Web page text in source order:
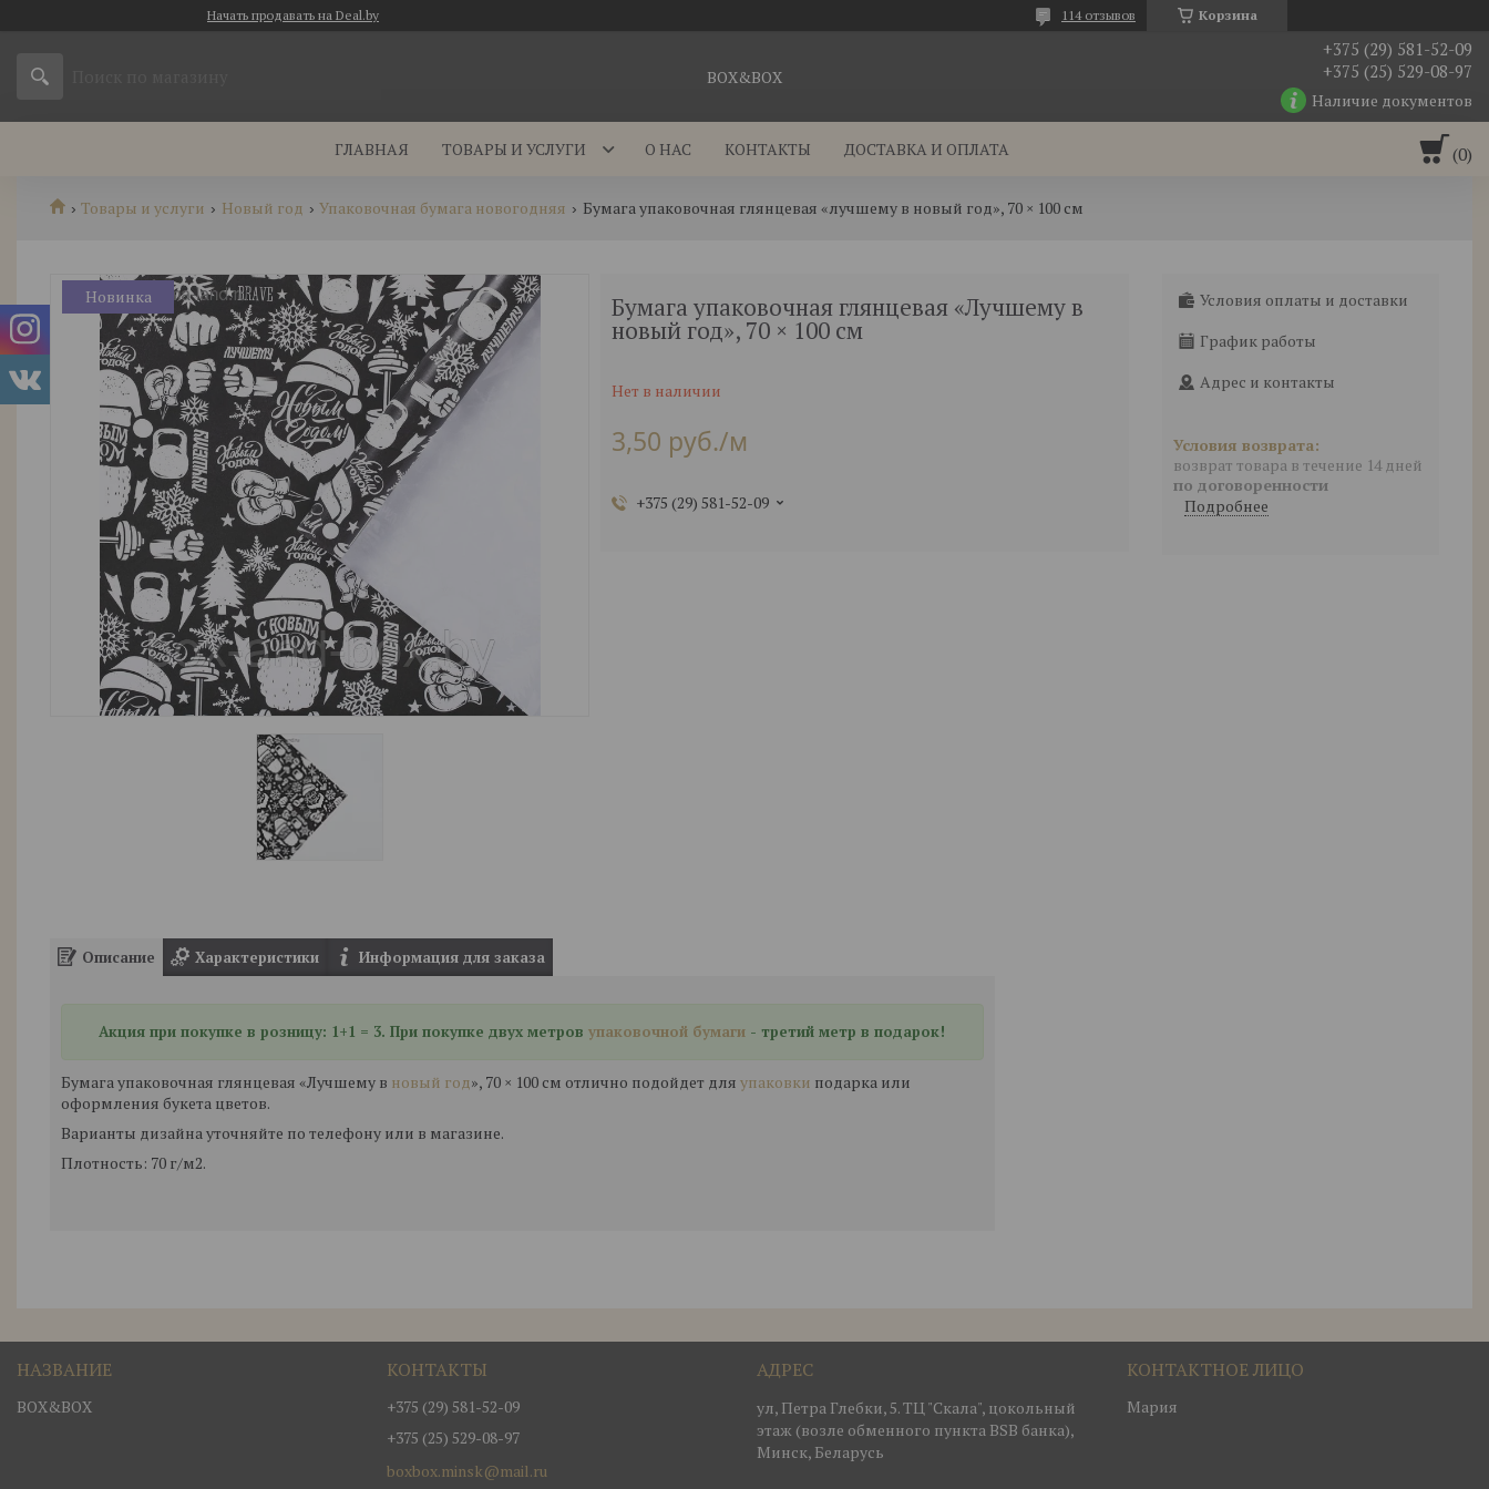
Начать продавать на Deal.by Корзина
114 отзывов
BOX&BOX
+375 (29) 581-52-09
+375 (25) 529-08-97
Наличие документов
ГЛАВНАЯ ТОВАРЫ И УСЛУГИ О НАС КОНТАКТЫ ДОСТАВКА И ОПЛАТА
Товары и услуги Новый год Упаковочная бумага новогодняя Бумага упаковочная глянцевая «лучшему в новый год», 70 × 100 см
Новинка Бумага упаковочная глянцевая «Лучшему в
новый год», 70 × 100 см
Нет в наличии
3,50 руб./м
+375 (29) 581-52-09
Условия оплаты и доставки
График работы
Адрес и контакты
возврат товара в течение 14 дней
по договоренности
Подробнее
Описание Характеристики Информация для заказа
Акция при покупке в розницу: 1+1 = 3. При покупке двух метровупаковочной бумаги - третий метр в подарок!
Бумага упаковочная глянцевая «Лучшему в новый год», 70 × 100 см отлично подойдет для упаковки подарка или
оформления букета цветов.
Варианты дизайна уточняйте по телефону или в магазине.
Плотность: 70 г/м2.
BOX&BOX
+375 (29) 581-52-09
+375 (25) 529-08-97
boxbox.minsk@mail.ru
ул, Петра Глебки, 5. ТЦ "Скала", цокольный
этаж (возле обменного пункта BSB банка),
Минск, Беларусь
Мария